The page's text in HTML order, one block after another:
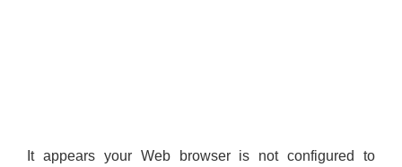
It appears your Web browser is not configured to